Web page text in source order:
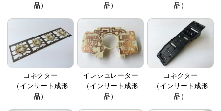
品）
品）
品）
コネクター
（インサート成形
品）
インシュレーター
（インサート成形
品）
コネクター
（インサート成形
品）